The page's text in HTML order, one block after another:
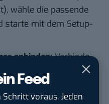
Feed
voraus. Jeden
), wähle die passende
starte mit dem Setup-
anbinden:Verbinde
Test-
CRM.